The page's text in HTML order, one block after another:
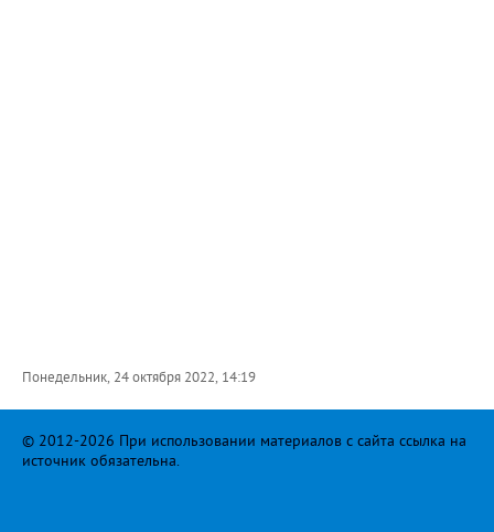
Понедельник, 24 октября 2022, 14:19
© 2012-2026 При использовании материалов с сайта ссылка на
источник обязательна.